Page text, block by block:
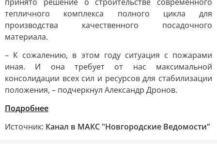
тепличного комплекса полного цикла для
производства качественного посадочного
материала.
– К сожалению, в этом году ситуация с пожарами
иная. И она требует от нас максимальной
консолидации всех сил и ресурсов для стабилизации
положения, – подчеркнул Александр Дронов.
Подробнее
Источник: Канал в МАКС "Новгородские Ведомости"